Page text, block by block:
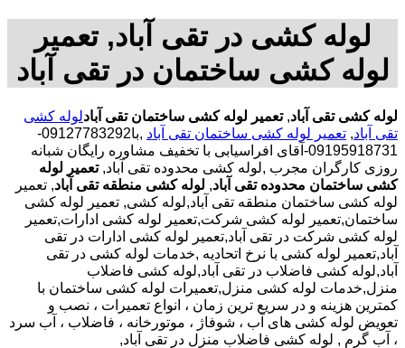
لوله کشی در تقی آباد, تعمیر
لوله کشی ساختمان در تقی آباد
لوله کشی تقی آباد,تعمیر لوله کشی ساختمان تقی آبادلوله کشی
تقی آباد, تعمیر لوله کشی ساختمان تقی آباد ,با
09127783292-
09195918731-آقای افراسیابی با تخفیف مشاوره رایگان شبانه
روزی کارگران مجرب ,لوله کشی محدوده تقی آباد,تعمیر لوله
کشی ساختمان محدوده تقی آباد, لوله کشی منطقه تقی آباد, تعمیر
لوله کشی ساختمان منطقه تقی آباد,لوله کشی, تعمیر لوله کشی
ساختمان,تعمیر لوله کشی شرکت,تعمیر لوله کشی ادارات,تعمیر
لوله کشی شرکت در تقی آباد,تعمیر لوله کشی ادارات در تقی
آباد,تعمیر لوله کشی با نرخ اتحادیه ,خدمات لوله کشی در تقی
آباد,لوله کشی فاضلاب در تقی آباد,لوله کشی فاضلاب
منزل,خدمات لوله کشی منزل,تعمیرات لوله کشی ساختمان با
کمترین هزینه و در سریع ترین زمان ، انواع تعمیرات ، نصب و
تعویض لوله کشی های آب ، شوفاژ ، موتورخانه ، فاضلاب ، آب سرد
، آب گرم , لوله کشی فاضلاب منزل در تقی آباد,